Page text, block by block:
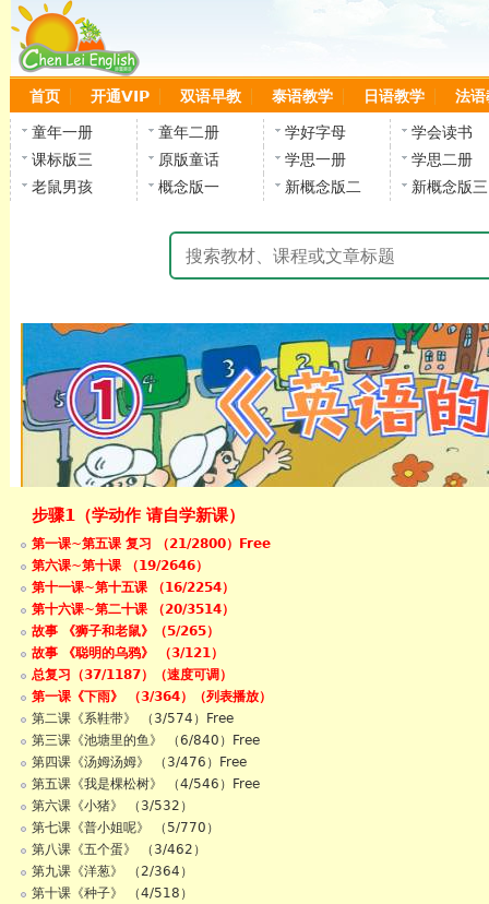
首页 开通VIP 双语早教 泰语教学 日语教学 法语
童年一册 童年二册 学好字母
学会读书
课标版三
原版童话 学思一册
学思二册
老鼠男孩
概念版一 新概念版二 新概念版三
步骤1（学动作 请自学新课）
第一课~第五课 复习 （21/2800）Free
第六课~第十课 （19/2646）
第十一课~第十五课 （16/2254）
第十六课~第二十课 （20/3514）
故事 《狮子和老鼠》（5/265）
故事 《聪明的乌鸦》 （3/121）
总复习（37/1187）（速度可调）
第一课《下雨》 （3/364）（列表播放）
第二课《系鞋带》 （3/574）Free
第三课《池塘里的鱼》 （6/840）Free
第四课《汤姆汤姆》 （3/476）Free
第五课《我是棵松树》 （4/546）Free
第六课《小猪》 （3/532）
第七课《普小姐呢》 （5/770）
第八课《五个蛋》 （3/462）
第九课《洋葱》 （2/364）
第十课《种子》 （4/518）